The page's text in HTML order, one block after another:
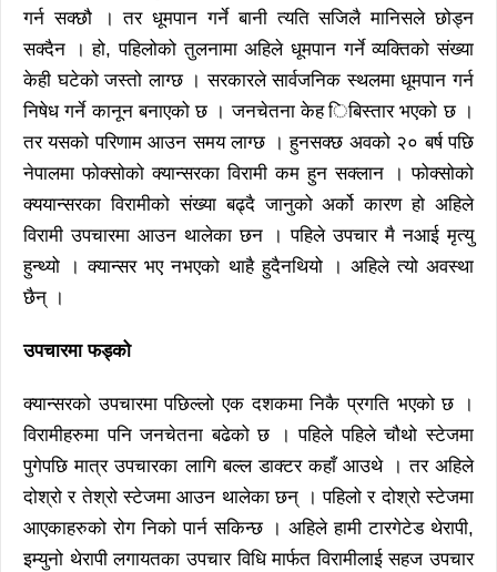
गर्न सक्छौ । तर धूमपान गर्ने बानी त्यति सजिलै मानिसले छोड्न
सक्दैन । हो, पहिलोको तुलनामा अहिले धूमपान गर्ने व्यक्तिको संख्या
केही घटेको जस्तो लाग्छ । सरकारले सार्वजनिक स्थलमा धूमपान गर्न
निषेध गर्ने कानून बनाएको छ । जनचेतना केह िबिस्तार भएको छ ।
तर यसको परिणाम आउन समय लाग्छ । हुनसक्छ अवको २० बर्ष पछि
नेपालमा फोक्सोको क्यान्सरका विरामी कम हुन सक्लान । फोक्सोको
क्ययान्सरका विरामीको संख्या बढ्दै जानुको अर्को कारण हो अहिले
विरामी उपचारमा आउन थालेका छन । पहिले उपचार मै नआई मृत्यु
हुन्थ्यो । क्यान्सर भए नभएको थाहै हुदैनथियो । अहिले त्यो अवस्था
छैन् ।
उपचारमा फड्को
क्यान्सरको उपचारमा पछिल्लो एक दशकमा निकै प्रगति भएको छ ।
विरामीहरुमा पनि जनचेतना बढेको छ । पहिले पहिले चौथो स्टेजमा
पुगेपछि मात्र उपचारका लागि बल्ल डाक्टर कहाँ आउथे । तर अहिले
दोश्रो र तेश्रो स्टेजमा आउन थालेका छन् । पहिलो र दोश्रो स्टेजमा
आएकाहरुको रोग निको पार्न सकिन्छ । अहिले हामी टारगेटेड थेरापी,
इम्युनो थेरापी लगायतका उपचार विधि मार्फत विरामीलाई सहज उपचार